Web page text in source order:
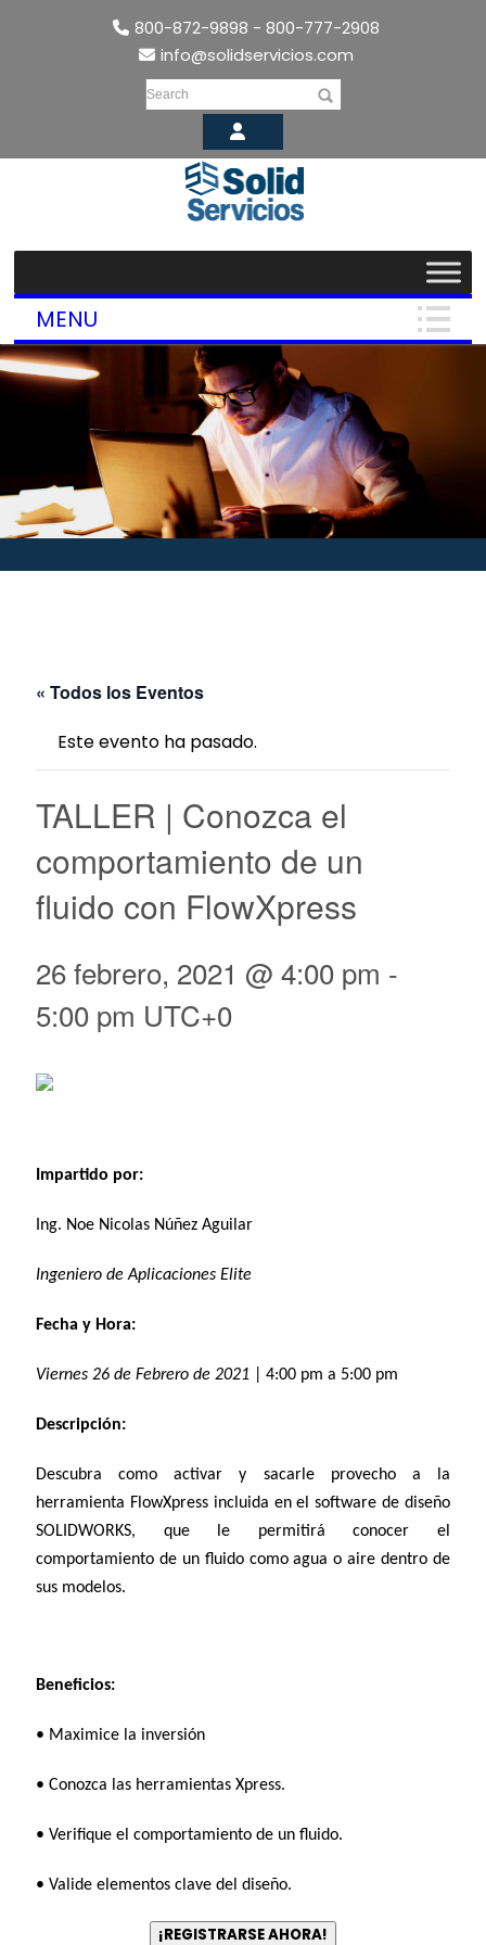
800-872-9898 - 800-777-2908
info@solidservicios.com
Search
MENU
« Todos los Eventos
Este evento ha pasado.
TALLER | Conozca el
comportamiento de un
fluido con FlowXpress
26 febrero, 2021 @ 4:00 pm -
5:00 pm UTC+0
Impartido por:
Ing. Noe Nicolas Núñez Aguilar
Ingeniero de Aplicaciones Elite
Fecha y Hora:
Viernes 26 de Febrero de 2021 | 4:00 pm a 5:00 pm
Descripción:
Descubra como activar y sacarle provecho a la
herramienta FlowXpress incluida en el software de diseño
SOLIDWORKS, que le permitirá conocer el
comportamiento de un fluido como agua o aire dentro de
sus modelos.
Beneficios:
• Maximice la inversión
• Conozca las herramientas Xpress.
• Verifique el comportamiento de un fluido.
• Valide elementos clave del diseño.
¡REGISTRARSE AHORA!